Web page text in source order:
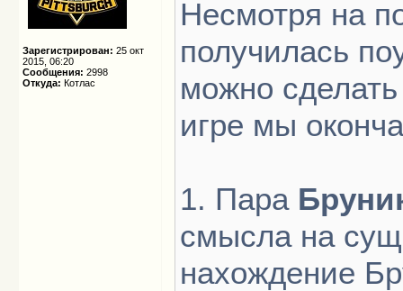
Зарегистрирован: 25 окт
2015, 06:20
Сообщения: 2998
Откуда: Котлас
Несмотря на
получилась
можно
игре мы
1. Пара
смысла на
нахождение